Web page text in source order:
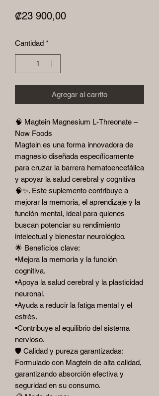
₡23 900,00Precio
Cantidad *
Agregar al carrito
🧠 Magtein Magnesium L-Threonate –
Now Foods
Magtein es una forma innovadora de
magnesio diseñada específicamente
para cruzar la barrera hematoencefálica
y apoyar la salud cerebral y cognitiva
🧠✨. Este suplemento contribuye a
mejorar la memoria, el aprendizaje y la
función mental, ideal para quienes
buscan potenciar su rendimiento
intelectual y bienestar neurológico.
🌟 Beneficios clave:
•Mejora la memoria y la función
cognitiva.
•Apoya la salud cerebral y la plasticidad
neuronal.
•Ayuda a reducir la fatiga mental y el
estrés.
•Contribuye al equilibrio del sistema
nervioso.
🛡️ Calidad y pureza garantizadas:
Formulado con Magtein de alta calidad,
garantizando absorción efectiva y
seguridad en su consumo.